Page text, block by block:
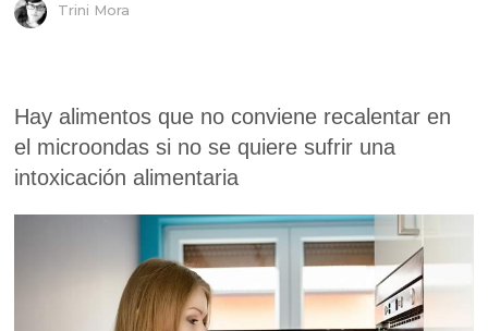
Trini Mora
Hay alimentos que no conviene recalentar en
el microondas si no se quiere sufrir una
intoxicación alimentaria